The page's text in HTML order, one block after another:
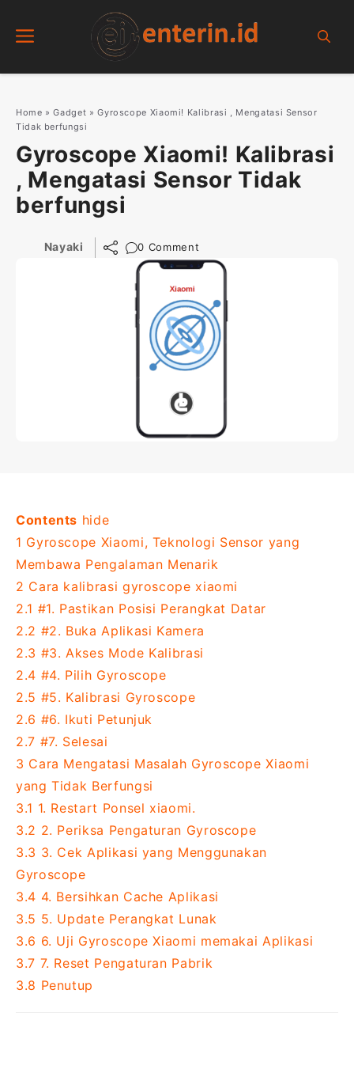
Menu
Home »Gadget »Gyroscope Xiaomi! Kalibrasi , Mengatasi Sensor
Tidak berfungsi
Gyroscope Xiaomi! Kalibrasi
, Mengatasi Sensor Tidak
berfungsi
Nayaki 0 Comment
Contents hide
1 Gyroscope Xiaomi, Teknologi Sensor yang
Membawa Pengalaman Menarik
2 Cara kalibrasi gyroscope xiaomi
2.1 #1. Pastikan Posisi Perangkat Datar
2.2 #2. Buka Aplikasi Kamera
2.3 #3. Akses Mode Kalibrasi
2.4 #4. Pilih Gyroscope
2.5 #5. Kalibrasi Gyroscope
2.6 #6. Ikuti Petunjuk
2.7 #7. Selesai
3 Cara Mengatasi Masalah Gyroscope Xiaomi
yang Tidak Berfungsi
3.1 1. Restart Ponsel xiaomi.
3.2 2. Periksa Pengaturan Gyroscope
3.3 3. Cek Aplikasi yang Menggunakan
Gyroscope
3.4 4. Bersihkan Cache Aplikasi
3.5 5. Update Perangkat Lunak
3.6 6. Uji Gyroscope Xiaomi memakai Aplikasi
3.7 7. Reset Pengaturan Pabrik
3.8 Penutup